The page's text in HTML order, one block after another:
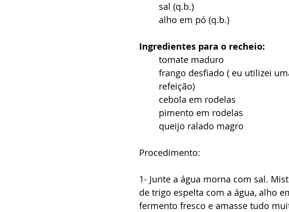
sal (q.b.)
alho em pó (q.b.)
Ingredientes para o recheio:
tomate maduro
frango desfiado ( eu utilizei
refeição)
cebola em rodelas
pimento em rodelas
queijo ralado magro
Procedimento:
1- Junte a água morna com sal.
de trigo espelta com a água, alho
fermento fresco e amasse tudo